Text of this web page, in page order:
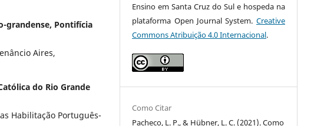
grandense, Pontifícia
Aires,
do Rio Grande
Habilitação Português-
Ensino em Santa Cruz do Sul e hospeda na
plataforma Open Journal System. Creative
Commons Atribuição 4.0 Internacional.
Como Citar
Pacheco, L. P., & Hübner, L. C. (2021). Como